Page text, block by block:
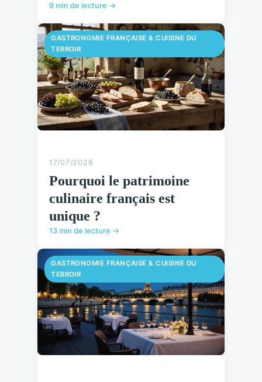
9 min de lecture →
GASTRONOMIE FRANÇAISE & CUISINE DU
TERROIR
17/07/2026
Pourquoi le patrimoine
culinaire français est
unique ?
13 min de lecture →
GASTRONOMIE FRANÇAISE & CUISINE DU
TERROIR